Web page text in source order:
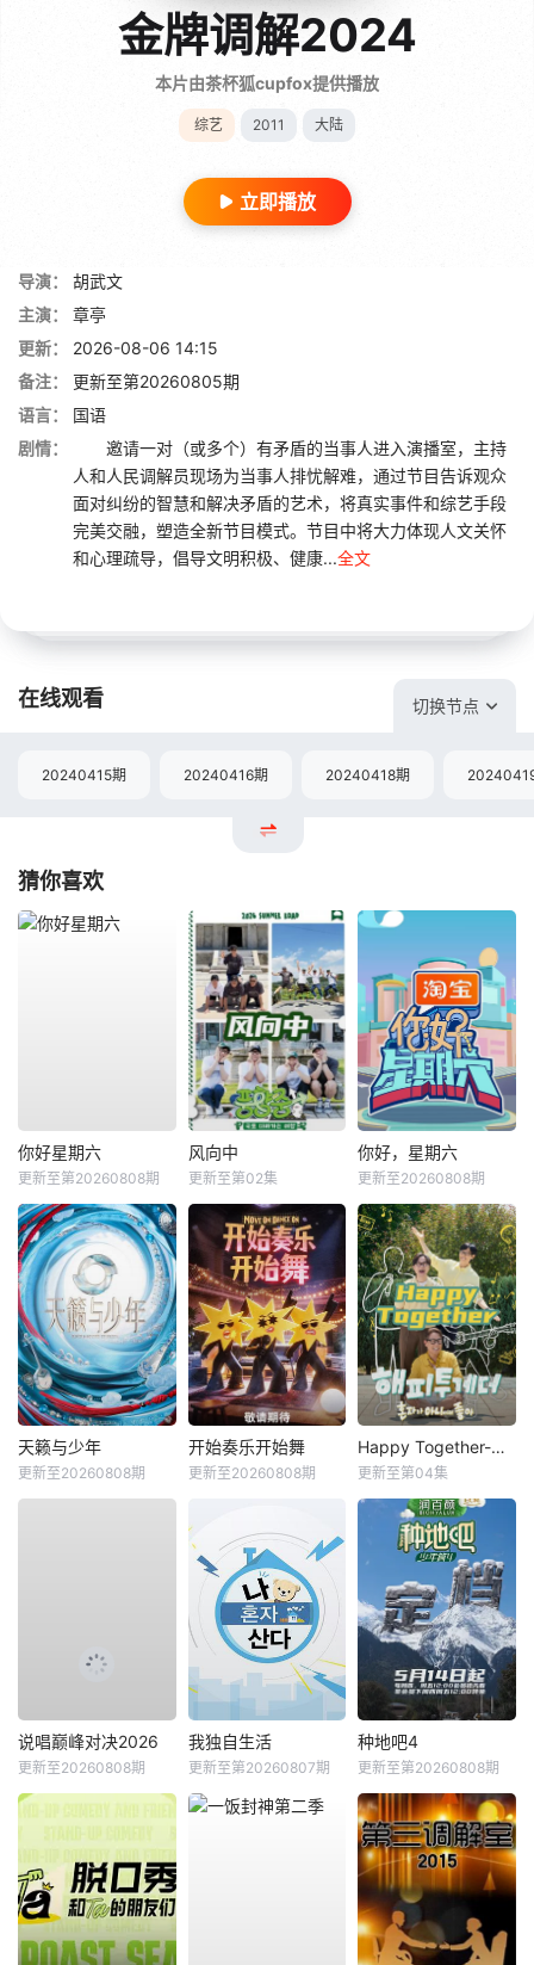
金牌调解2024
本片由茶杯狐cupfox提供播放
综艺 2011 大陆
立即播放
导演：
胡武文
主演：
章亭
更新：
2026-08-06 14:15
备注：
更新至第20260805期
语言：
国语
剧情：
邀请一对（或多个）有矛盾的当事人进入演播室，主持
人和人民调解员现场为当事人排忧解难，通过节目告诉观众
面对纠纷的智慧和解决矛盾的艺术，将真实事件和综艺手段
完美交融，塑造全新节目模式。节目中将大力体现人文关怀
和心理疏导，倡导文明积极、健康...全文
在线观看 切换节点
20240415期 20240416期 20240418期
猜你喜欢
你好星期六
更新至第20260808期
风向中
更新至第02集
你好，星期六
更新至20260808期
天籁与少年
更新至20260808期
开始奏乐开始舞
更新至20260808期
Happy Together-不是一个人真好
更新至第04集
说唱巅峰对决2026
更新至20260808期
我独自生活
更新至第20260807期
种地吧4
更新至第20260808期